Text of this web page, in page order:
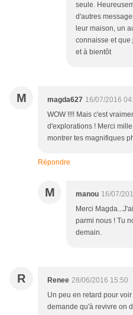
seule.
d'autres
leur maison, un
connaisse et que
et à bientôt
M magda627 16/07/2016
WOW !!!! Mais c'est
d'explorations ! Merci
montrer tes magnifiques
Répondre
M manou 16/07/
Merci
parmi nous ! Tu
demain.
R Renee 28/06/2016 15:50
Un peu en retard pour
demande qu'à revivre on